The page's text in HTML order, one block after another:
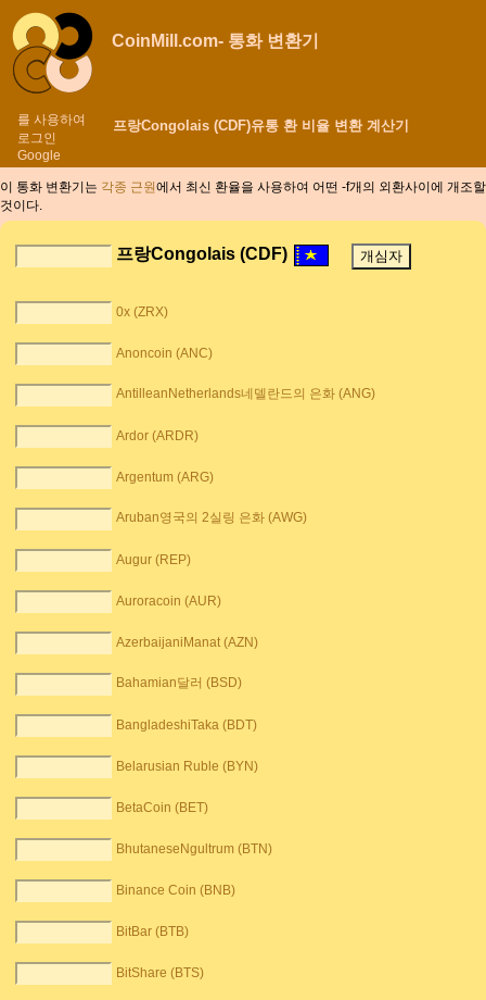
를 사용하여
로그인
Google
CoinMill.com- 통화 변환기
프랑Congolais (CDF)유통 환 비율 변환 계산기
이 통화 변환기는 각종 근원에서 최신 환율을 사용하여 어떤 -f개의 외환사이에 개조할
것이다.
프랑Congolais (CDF)
0x (ZRX)
Anoncoin (ANC)
AntilleanNetherlands네델란드의 은화 (ANG)
Ardor (ARDR)
Argentum (ARG)
Aruban영국의 2실링 은화 (AWG)
Augur (REP)
Auroracoin (AUR)
AzerbaijaniManat (AZN)
Bahamian달러 (BSD)
BangladeshiTaka (BDT)
Belarusian Ruble (BYN)
BetaCoin (BET)
BhutaneseNgultrum (BTN)
Binance Coin (BNB)
BitBar (BTB)
BitShare (BTS)